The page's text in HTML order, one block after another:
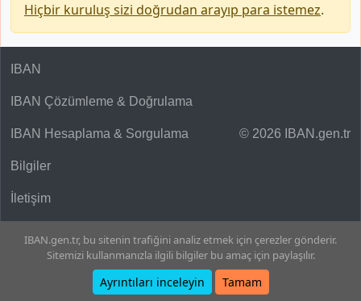
Hiçbir kuruluş sizi doğrudan arayıp para istemez.
© 2026 IBAN.gen.tr
IBAN
IBAN Çözümleme & Doğrulama
IBAN Hesaplama & Sorgulama
Bilgiler
İletişim
IBAN.gen.tr, bu sitenin trafiğini analiz etmek için çerezler gönderir.
Sitemizi kullanmanızla ilgili bilgiler bu amaç için paylaşılır.
Ayrıntıları inceleyin Tamam